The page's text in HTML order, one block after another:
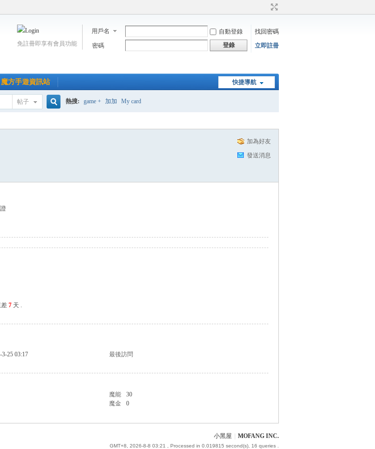
用戶名 自動登錄
找回密碼
密碼
登錄 立即註冊
免註冊即享有會員功能
快捷導航
魔方手遊資訊站
帖子 熱搜: game + 加加 My card
加為好友
發送消息
7 天 .
3-25 03:17
最後訪問
魔能
30
魔金 0
小黑屋 MOFANG INC.
GMT+8, 2026-8-8 03:21 , Processed in 0.019815 second(s), 16 queries .